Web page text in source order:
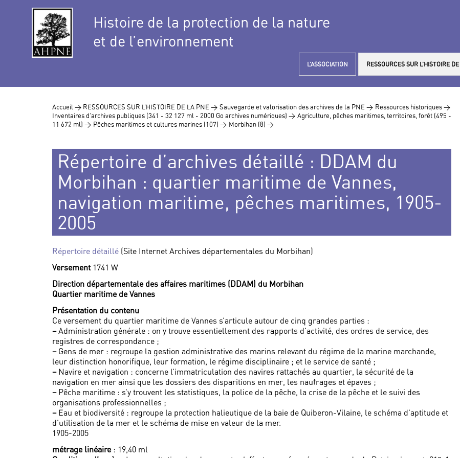
Histoire de la protection de la nature
et de l’environnement
L’ASSOCIATION RESSOURCES SUR L’HISTOIRE
Accueil > RESSOURCES SUR L’HISTOIRE DE LA PNE > Sauvegarde et valorisation des archives de la PNE > Ressources historiques >
Inventaires d’archives publiques (341 - 32 127 ml - 2000 Go archives numériques) > Agriculture, pêches maritimes, territoires, forêt (495 -
11 672 ml) > Pêches maritimes et cultures marines (107) > Morbihan (8) >
Répertoire d’archives détaillé : DDAM du
Morbihan : quartier maritime de Vannes,
navigation maritime, pêches maritimes, 1905-
2005
Répertoire détaillé (Site Internet Archives départementales du Morbihan)
Versement 1741 W
Direction départementale des affaires maritimes (DDAM) du Morbihan
Quartier maritime de Vannes
Présentation du contenu
Ce versement du quartier maritime de Vannes s’articule autour de cinq grandes parties :
–Administration générale : on y trouve essentiellement des rapports d’activité, des ordres de service, des
registres de correspondance ;
–Gens de mer : regroupe la gestion administrative des marins relevant du régime de la marine marchande,
leur distinction honorifique, leur formation, le régime disciplinaire ; et le service de santé ;
–Navire et navigation : concerne l’immatriculation des navires rattachés au quartier, la sécurité de la
navigation en mer ainsi que les dossiers des disparitions en mer, les naufrages et épaves ;
–Pêche maritime : s’y trouvent les statistiques, la police de la pêche, la crise de la pêche et le suivi des
organisations professionnelles ;
–Eau et biodiversité : regroupe la protection halieutique de la baie de Quiberon-Vilaine, le schéma d’aptitude et
d’utilisation de la mer et le schéma de mise en valeur de la mer.
1905-2005
métrage linéaire: 19,40 ml